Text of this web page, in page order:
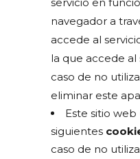
navegador a
accede al
la que accede al
caso de no
eliminar este
Este sitio web
siguientes
caso de no